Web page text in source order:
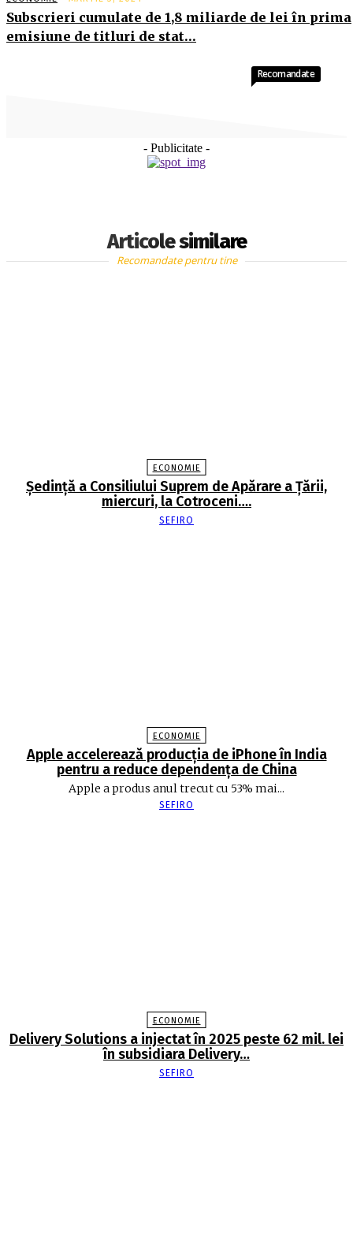
Subscrieri cumulate de 1,8 miliarde de lei în prima
emisiune de titluri de stat…
- Publicitate -
Articole similare
Recomandate
Recomandate pentru tine
ECONOMIE
Şedinţă a Consiliului Suprem de Apărare a Ţării,
miercuri, la Cotroceni….
SEFIRO
ECONOMIE
Apple accelerează producția de iPhone în India
pentru a reduce dependența de China
Apple a produs anul trecut cu 53% mai...
SEFIRO
ECONOMIE
Delivery Solutions a injectat în 2025 peste 62 mil. lei
în subsidiara Delivery…
SEFIRO